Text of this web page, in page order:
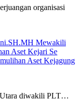
organisasi
Mewakili
Aset Kejari Se
Aset Kejagung
Utara diwakili PLT…